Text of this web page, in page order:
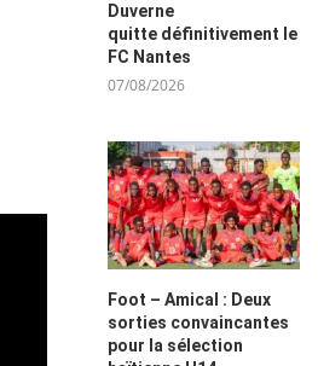
Duverne
quitte définitivement le
FC Nantes
07/08/2026
Foot – Amical : Deux
sorties convaincantes
pour la sélection